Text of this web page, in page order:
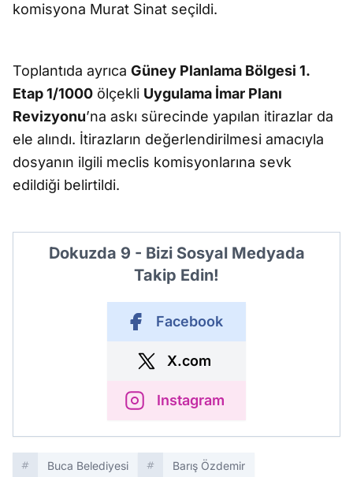
komisyona Murat Sinat seçildi.
Toplantıda ayrıca Güney Planlama Bölgesi 1.
Etap 1/1000 ölçekli Uygulama İmar Planı
Revizyonu’na askı sürecinde yapılan itirazlar da
ele alındı. İtirazların değerlendirilmesi amacıyla
dosyanın ilgili meclis komisyonlarına sevk
edildiği belirtildi.
Dokuzda 9 - Bizi Sosyal Medyada
Takip Edin!
Facebook
X.com
Instagram
Buca Belediyesi
Barış Özdemir